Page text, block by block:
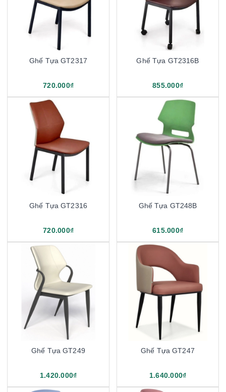
Ghế Tựa GT2317
720.000₫
Ghế Tựa GT2316B
855.000₫
Ghế Tựa GT2316
720.000₫
Ghế Tựa GT248B
615.000₫
Ghế Tựa GT249
1.420.000₫
Ghế Tựa GT247
1.640.000₫